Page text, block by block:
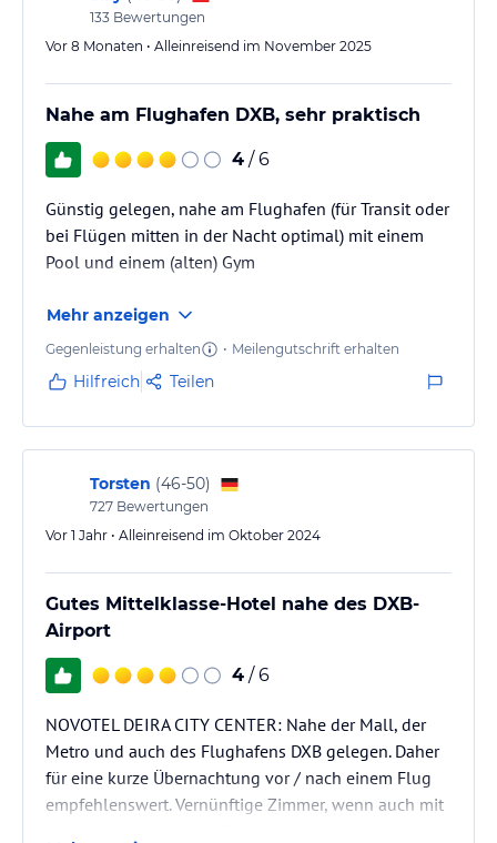
Unterhaltungsprogramm für Kinder wird ebenfalls angeboten.
Angaben ohne Gewähr. Bitte lies vor der Buchung die
verbindlichenAngebotsdetails des jeweiligen Veranstalters.
133 Bewertungen
Vor 8 Monaten • Alleinreisend im November 2025
Nahe am Flughafen DXB, sehr praktisch
4 / 6
Günstig gelegen, nahe am Flughafen (für Transit oder
bei Flügen mitten in der Nacht optimal) mit einem
Pool und einem (alten) Gym
Mehr anzeigen
Gegenleistung erhalten • Meilengutschrift erhalten
Hilfreich Teilen
Torsten (46-50)
727 Bewertungen
Vor 1 Jahr • Alleinreisend im Oktober 2024
Gutes Mittelklasse-Hotel nahe des DXB-
Airport
4 / 6
NOVOTEL DEIRA CITY CENTER: Nahe der Mall, der
Metro und auch des Flughafens DXB gelegen. Daher
für eine kurze Übernachtung vor / nach einem Flug
empfehlenswert. Vernünftige Zimmer, wenn auch mit